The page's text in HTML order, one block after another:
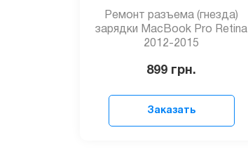
Ремонт разъема (гнезда)
зарядки MacBook Pro Retina
2012-2015
899 грн.
Заказать